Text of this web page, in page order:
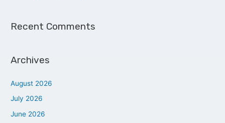
Recent Comments
Archives
August 2026
July 2026
June 2026